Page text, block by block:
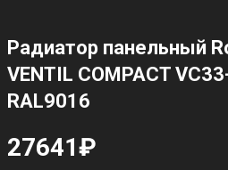
Радиатор панельный
VENTIL COMPACT
RAL9016
27641₽